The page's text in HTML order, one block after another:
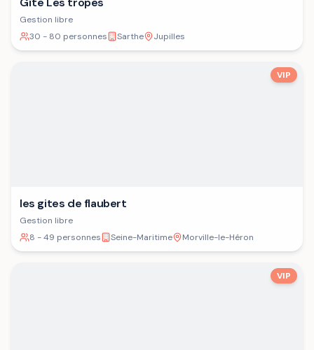
Gestion libre
30 - 80 personnes
Sarthe Jupilles
VIP
les gites de flaubert
Gestion libre
8 - 49 personnes
Seine-Maritime Morville-le-Héron
VIP